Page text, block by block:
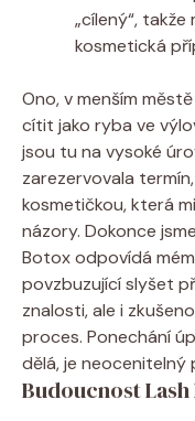
„cílený“,
kosmetická
Ono, v menším
cítit jako ryba ve
jsou tu na vysoké
zarezervovala
kosmetičkou, která
názory. Dokonce
Botox odpovídá
povzbuzující slyšet
znalosti, ale i
proces. Ponechání
dělá, je neocenitelný
Budoucnost